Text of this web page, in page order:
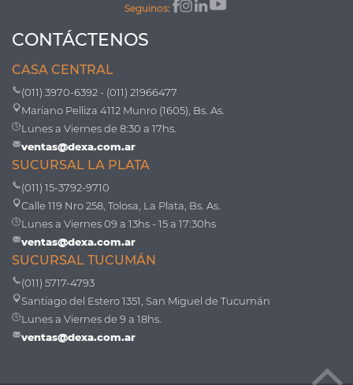
Seguinos:
CONTÁCTENOS
CASA CENTRAL
(011) 3970-6392 - (011) 21966477
Mariano Pelliza 4112 Munro (1605), Bs. As.
Lunes a Viernes de 8:30 a 17hs.
ventas@dexa.com.ar
SUCURSAL LA PLATA
(011) 15-3792-9710
Calle 119 Nro 258, Tolosa, La Plata, Bs. As.
Lunes a Viernes 09 a 13hs - 15 a 17:30hs
ventas@dexa.com.ar
SUCURSAL TUCUMÁN
(011) 5717-4793
Santiago del Estero 1351, San Miguel de Tucumán
Lunes a Viernes de 9 a 18hs.
ventas@dexa.com.ar